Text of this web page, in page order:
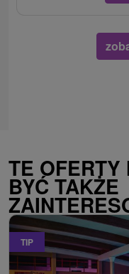
TE OFERTY
BYĆ TAKŻE
TIP